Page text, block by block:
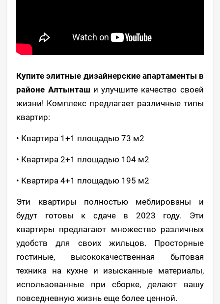
Купите элитные дизайнерские апартаменты в
районе Алтынташ и улучшите качество своей
жизни! Комплекс предлагает различные типы
квартир:
• Квартира 1+1 площадью 73 м2
• Квартира 2+1 площадью 104 м2
• Квартира 4+1 площадью 195 м2
Эти квартиры полностью меблированы и
будут готовы к сдаче в 2023 году. Эти
квартиры предлагают множество различных
удобств для своих жильцов. Просторные
гостиные, высококачественная бытовая
техника на кухне и изысканные материалы,
использованные при сборке, делают вашу
повседневную жизнь еще более ценной.